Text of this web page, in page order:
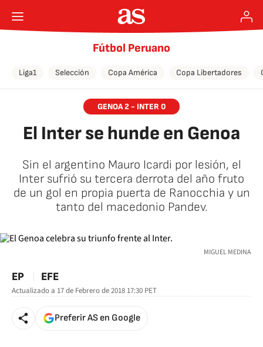
Fútbol Peruano
Liga1 Selección Copa América Copa Libertadores
GENOA 2 - INTER 0
El Inter se hunde en Genoa
Sin el argentino Mauro Icardi por lesión, el
Inter sufrió su tercera derrota del año fruto
de un gol en propia puerta de Ranocchia y un
tanto del macedonio Pandev.
MIGUEL MEDINA
EP EFE
Actualizado a 17 de Febrero de 2018 17:30 PET
Preferir AS en Google